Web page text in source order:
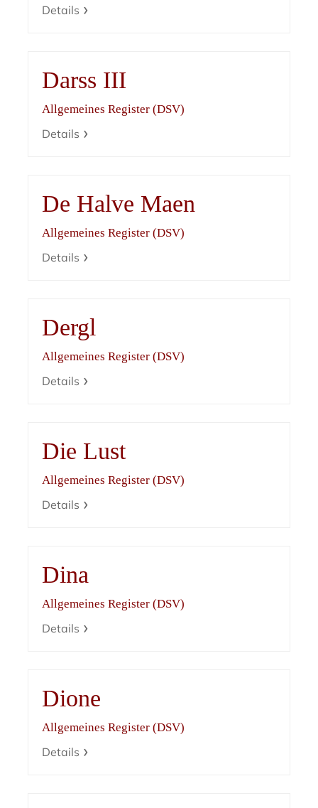
Details
Darss III
Allgemeines Register (DSV)
Details
De Halve Maen
Allgemeines Register (DSV)
Details
Dergl
Allgemeines Register (DSV)
Details
Die Lust
Allgemeines Register (DSV)
Details
Dina
Allgemeines Register (DSV)
Details
Dione
Allgemeines Register (DSV)
Details